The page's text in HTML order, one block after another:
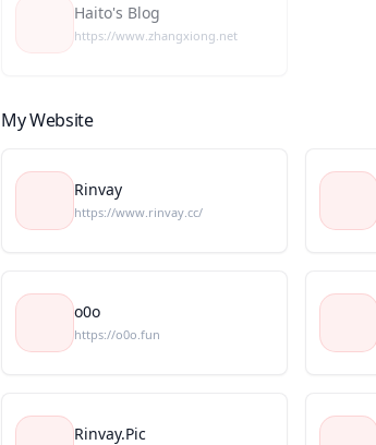
Haito's Blog
https://www.zhangxiong.net
My Website
Rinvay
https://www.rinvay.cc/
o0o
https://o0o.fun
Rinvay.Pic